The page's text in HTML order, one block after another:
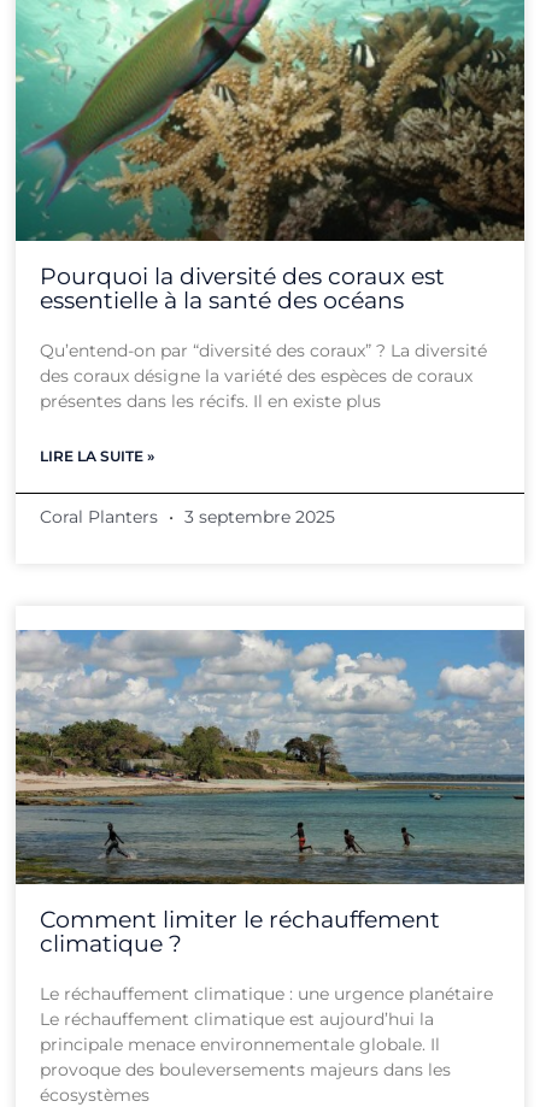
Pourquoi la diversité des coraux est
essentielle à la santé des océans
Qu’entend-on par “diversité des coraux” ? La diversité
des coraux désigne la variété des espèces de coraux
présentes dans les récifs. Il en existe plus
LIRE LA SUITE »
Coral Planters 3 septembre 2025
Comment limiter le réchauffement
climatique ?
Le réchauffement climatique : une urgence planétaire
Le réchauffement climatique est aujourd’hui la
principale menace environnementale globale. Il
provoque des bouleversements majeurs dans les
écosystèmes